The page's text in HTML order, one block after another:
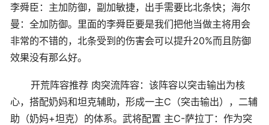
李舜臣：主加防御，副加敏捷，出手需要比北条快；海尔
曼：全加防御。里面的李舜臣要是我们把他当做主将用会
非常的不错的，北条受到的伤害会可以提升20%而且防御
效果没有那么好。
开荒阵容推荐 肉突流阵容：该阵容以突击输出为核
心，搭配奶妈和坦克辅助，形成一主C（突击输出），二辅
助（奶妈+坦克）的体系。武将配置 主C-萨拉丁：作为突